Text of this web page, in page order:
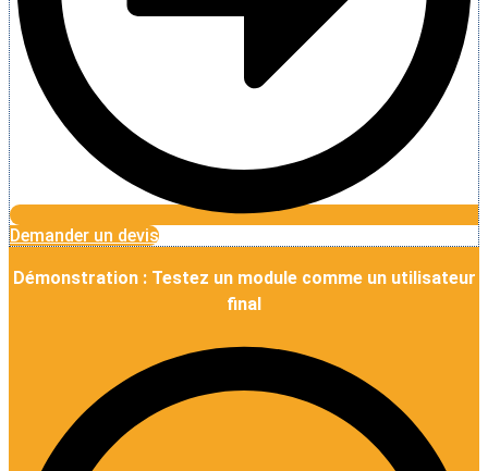
Demander un devis
Démonstration : Testez un module comme un utilisateur
final